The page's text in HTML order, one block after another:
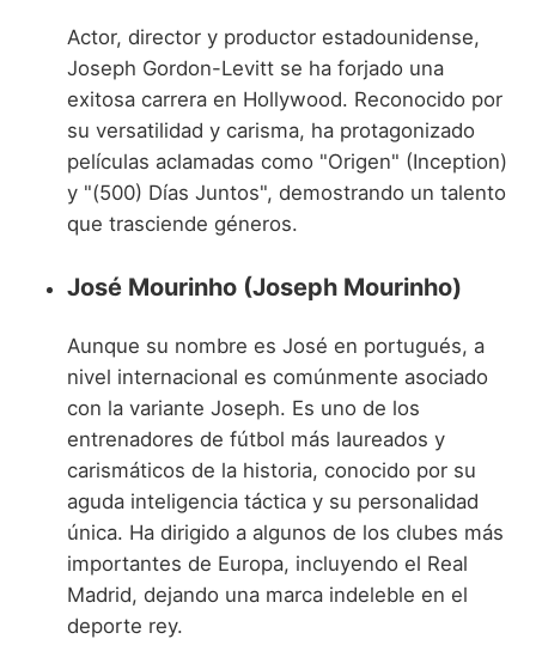
Actor, director y productor estadounidense,
Joseph Gordon-Levitt se ha forjado una
exitosa carrera en Hollywood. Reconocido por
su versatilidad y carisma, ha protagonizado
películas aclamadas como "Origen" (Inception)
y "(500) Días Juntos", demostrando un talento
que trasciende géneros.
José Mourinho (Joseph Mourinho)
Aunque su nombre es José en portugués, a
nivel internacional es comúnmente asociado
con la variante Joseph. Es uno de los
entrenadores de fútbol más laureados y
carismáticos de la historia, conocido por su
aguda inteligencia táctica y su personalidad
única. Ha dirigido a algunos de los clubes más
importantes de Europa, incluyendo el Real
Madrid, dejando una marca indeleble en el
deporte rey.